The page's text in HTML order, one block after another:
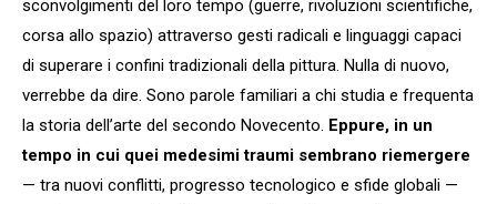
sconvolgimenti del loro tempo (guerre, rivoluzioni scientifiche,
corsa allo spazio) attraverso gesti radicali e linguaggi capaci
di superare i confini tradizionali della pittura. Nulla di nuovo,
verrebbe da dire. Sono parole familiari a chi studia e frequenta
la storia dell’arte del secondo Novecento. Eppure, in un
tempo in cui quei medesimi traumi sembrano riemergere
— tra nuovi conflitti, progresso tecnologico e sfide globali —